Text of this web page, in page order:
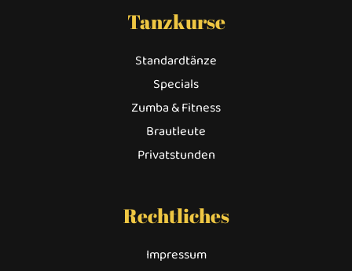
Tanzkurse
Standardtänze
Specials
Zumba & Fitness
Brautleute
Privatstunden
Rechtliches
Impressum